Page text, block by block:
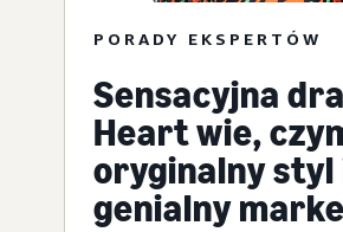
PORADY EKSPERTÓW
Sensacyjna
Heart wie,
oryginalny styl
genialny